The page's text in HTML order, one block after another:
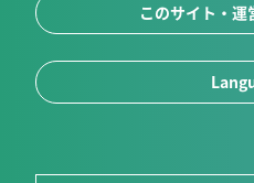
このサイト・運